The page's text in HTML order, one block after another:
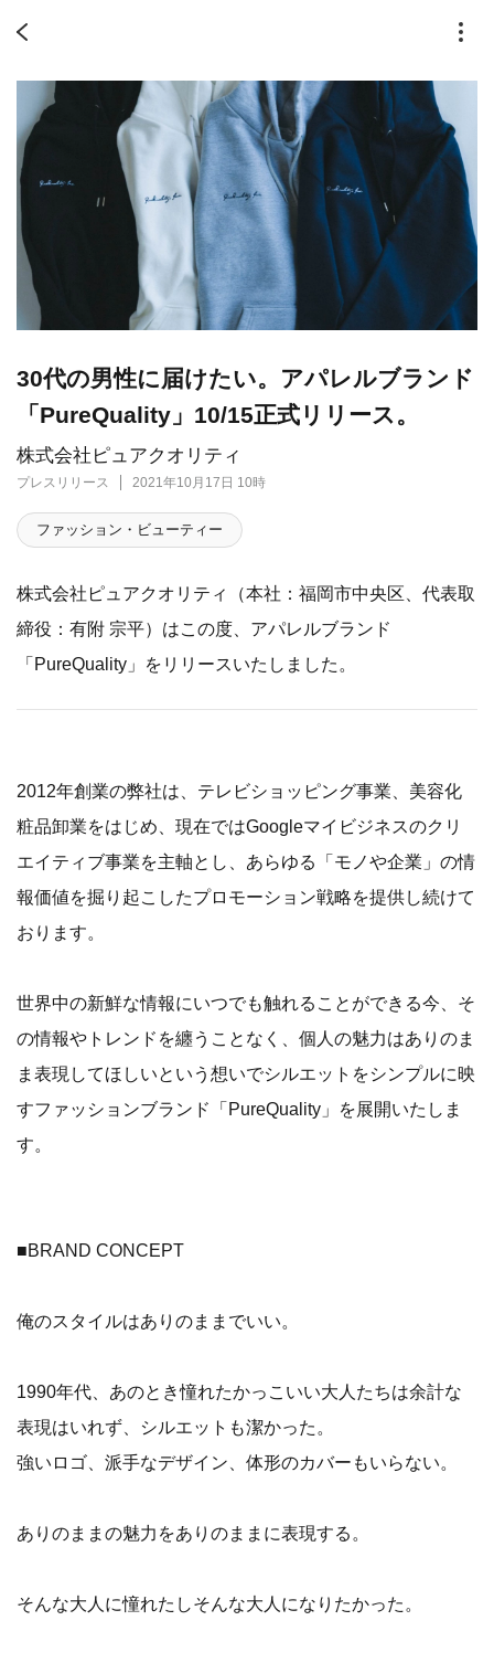
株式会社ピュアクオリティ
プレスリリース 2021年10月17日 10時
30代の男性に届けたい。アパレルブランド
「PureQuality」10/15正式リリース。
ファッション・ビューティー
株式会社ピュアクオリティ（本社：福岡市中央区、代表取
締役：有附 宗平）はこの度、アパレルブランド
「PureQuality」をリリースいたしました。
2012年創業の弊社は、テレビショッピング事業、美容化
粧品卸業をはじめ、現在ではGoogleマイビジネスのクリ
エイティブ事業を主軸とし、あらゆる「モノや企業」の情
報価値を掘り起こしたプロモーション戦略を提供し続けて
おります。
世界中の新鮮な情報にいつでも触れることができる今、そ
の情報やトレンドを纏うことなく、個人の魅力はありのま
ま表現してほしいという想いでシルエットをシンプルに映
すファッションブランド「PureQuality」を展開いたしま
す。
■BRAND CONCEPT
俺のスタイルはありのままでいい。
1990年代、あのとき憧れたかっこいい大人たちは余計な
表現はいれず、シルエットも潔かった。
強いロゴ、派手なデザイン、体形のカバーもいらない。
ありのままの魅力をありのままに表現する。
そんな大人に憧れたしそんな大人になりたかった。